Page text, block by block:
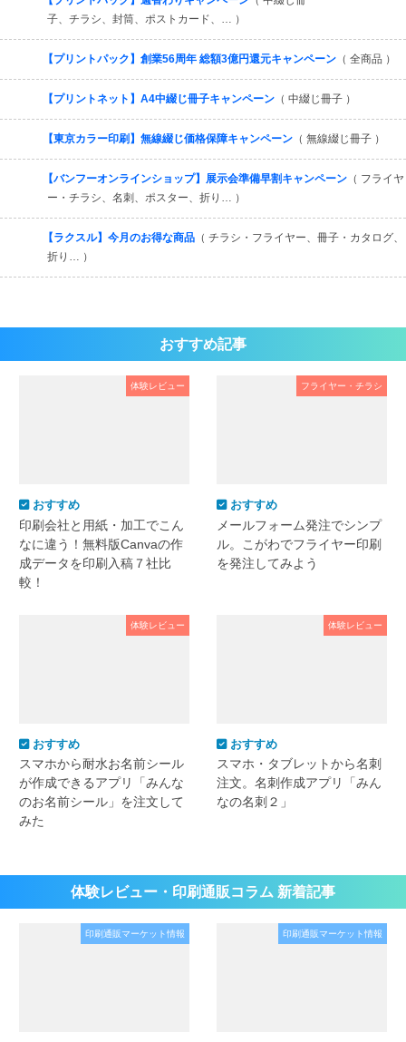
子、チラシ、封筒、ポストカード、… ）
【プリントパック】創業56周年 総額3億円還元キャンペーン （ 全商品 ）
【プリントネット】A4中綴じ冊子キャンペーン （ 中綴じ冊子 ）
【東京カラー印刷】無線綴じ価格保障キャンペーン （ 無線綴じ冊子 ）
【バンフーオンラインショップ】展示会準備早割キャンペーン （ フライヤ
ー・チラシ、名刺、ポスター、折り… ）
【ラクスル】今月のお得な商品 （ チラシ・フライヤー、冊子・カタログ、
折り… ）
おすすめ記事
体験レビュー
おすすめ
印刷会社と用紙・加工でこん
なに違う！無料版Canvaの作
成データを印刷入稿７社比
較！
フライヤー・チラシ
おすすめ
メールフォーム発注でシンプ
ル。こがわでフライヤー印刷
を発注してみよう
体験レビュー
おすすめ
スマホから耐水お名前シール
が作成できるアプリ「みんな
のお名前シール」を注文して
みた
体験レビュー
おすすめ
スマホ・タブレットから名刺
注文。名刺作成アプリ「みん
なの名刺２」
体験レビュー・印刷通販コラム 新着記事
印刷通販マーケット情報 印刷通販マーケット情報